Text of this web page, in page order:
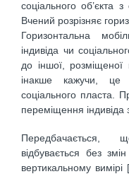
соціального об’єкта з
Вчений розрізняє
Го­ризонтальна
індивіда чи
до іншої,
інакше кажучи,
соціального пласта.
переміщення індивіда
Передбачається,
відбувається без
вертикальному